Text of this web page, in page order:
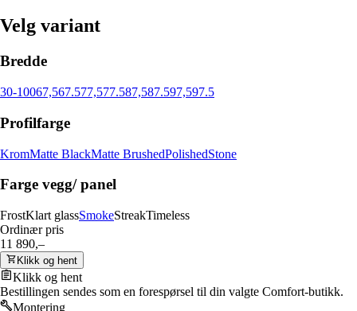
Velg variant
Bredde
30-10067,567.577,577.587,587.597,597.5
Profilfarge
KromMatte BlackMatte BrushedPolishedStone
Farge vegg/ panel
FrostKlart glassSmokeStreakTimeless
Ordinær pris
11 890,–
Klikk og hent
Klikk og hent
Bestillingen sendes som en forespørsel til din valgte Comfort-butikk.
Montering